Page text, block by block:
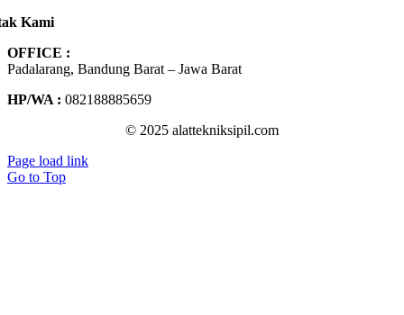
Kami
OFFICE :
Padalarang, Bandung Barat – Jawa Barat
HP/WA : 082188885659
© 2025 alattekniksipil.com
Page load link
Go to Top